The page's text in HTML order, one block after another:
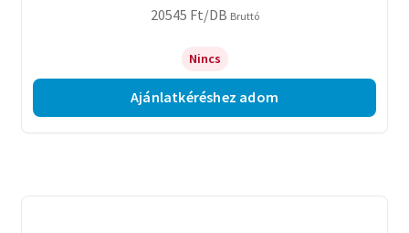
20545 Ft/DB Bruttó
Nincs
Ajánlatkéréshez adom